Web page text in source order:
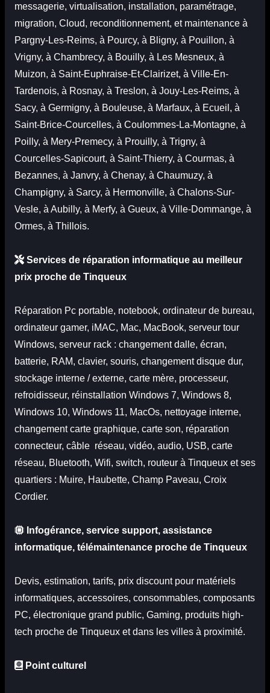
messagerie, virtualisation, installation, paramétrage,
migration, Cloud, reconditionnement, et maintenance à
Pargny-Les-Reims, à Pourcy, à Bligny, à Pouillon, à
Vrigny, à Chambrecy, à Bouilly, à Les Mesneux, à
Muizon, à Saint-Euphraise-Et-Clairizet, à Ville-En-
Tardenois, à Rosnay, à Treslon, à Jouy-Les-Reims, à
Sacy, à Germigny, à Bouleuse, à Marfaux, à Ecueil, à
Saint-Brice-Courcelles, à Coulommes-La-Montagne, à
Poilly, à Mery-Premecy, à Prouilly, à Trigny, à
Courcelles-Sapicourt, à Saint-Thierry, à Courmas, à
Bezannes, à Janvry, à Chenay, à Chaumuzy, à
Champigny, à Sarcy, à Hermonville, à Chalons-Sur-
Vesle, à Aubilly, à Merfy, à Gueux, à Ville-Dommange, à
Ormes, à Thillois.
Services de réparation informatique au meilleur
prix proche de Tinqueux
Réparation Pc portable, notebook, ordinateur de bureau,
ordinateur gamer, iMAC, Mac, MacBook, serveur tour
Windows, serveur rack : changement dalle, écran,
batterie, RAM, clavier, souris, changement disque dur,
stockage interne / externe, carte mère, processeur,
refroidisseur, réinstallation Windows 7, Windows 8,
Windows 10, Windows 11, MacOs, nettoyage interne,
changement carte graphique, carte son, réparation
connecteur, câble réseau, vidéo, audio, USB, carte
réseau, Bluetooth, Wifi, switch, routeur à Tinqueux et ses
quartiers : Muire, Haubette, Champ Paveau, Croix
Cordier.
Infogérance, service support, assistance
informatique, télémaintenance proche de Tinqueux
Devis, estimation, tarifs, prix discount pour matériels
informatiques, accessoires, consommables, composants
PC, électronique grand public, Gaming, produits high-
tech proche de Tinqueux et dans les villes à proximité.
Point culturel